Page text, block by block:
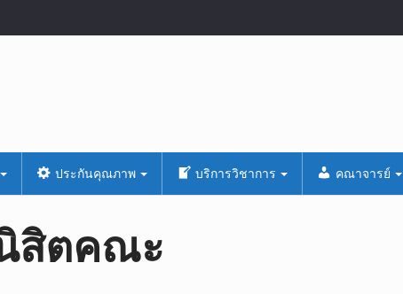
ประกันคุณภาพ บริการวิชาการ คณาจารย์
สิตคณะ